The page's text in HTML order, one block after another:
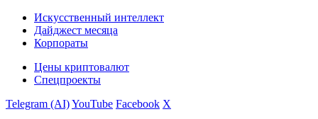
Искусственный интеллект
Дайджест месяца
Корпораты
Цены криптовалют
Спецпроекты
Telegram (AI)YouTube Facebook X